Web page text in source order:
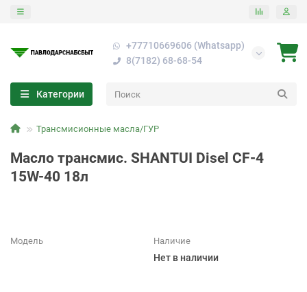
+77710669606 (Whatsapp)
8(7182) 68-68-54
Категории
Трансмисионные масла/ГУР
Масло трансмис. SHANTUI Disel CF-4
15W-40 18л
Модель Наличие
Нет в наличии